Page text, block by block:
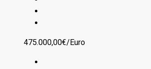
475.000,00€/Euro